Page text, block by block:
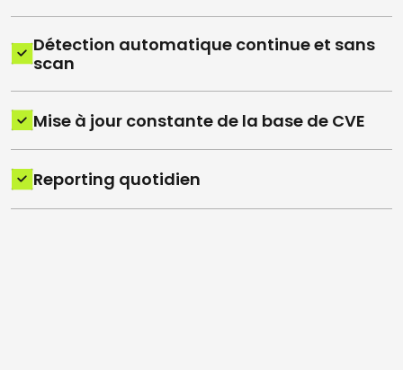
Détection automatique continue et sans
scan
Mise à jour constante de la base de CVE
Reporting quotidien